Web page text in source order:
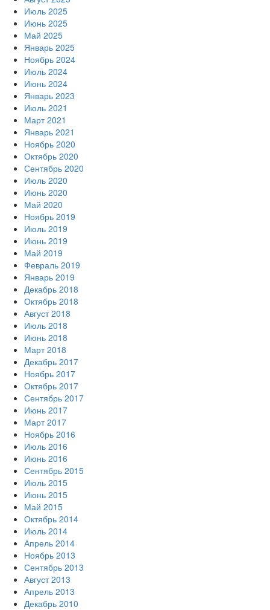
Июль 2025
Июнь 2025
Май 2025
Январь 2025
Ноябрь 2024
Июль 2024
Июнь 2024
Январь 2023
Июль 2021
Март 2021
Январь 2021
Ноябрь 2020
Октябрь 2020
Сентябрь 2020
Июль 2020
Июнь 2020
Май 2020
Ноябрь 2019
Июль 2019
Июнь 2019
Май 2019
Февраль 2019
Январь 2019
Декабрь 2018
Октябрь 2018
Август 2018
Июль 2018
Июнь 2018
Март 2018
Декабрь 2017
Ноябрь 2017
Октябрь 2017
Сентябрь 2017
Июнь 2017
Март 2017
Ноябрь 2016
Июль 2016
Июнь 2016
Сентябрь 2015
Июль 2015
Июнь 2015
Май 2015
Октябрь 2014
Июль 2014
Апрель 2014
Ноябрь 2013
Сентябрь 2013
Август 2013
Апрель 2013
Декабрь 2010